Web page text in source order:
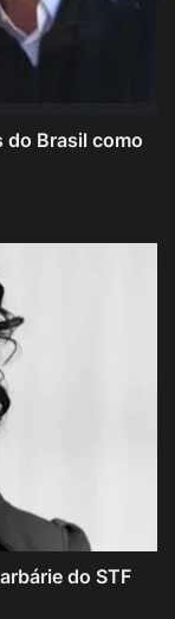
do Brasil como
do STF